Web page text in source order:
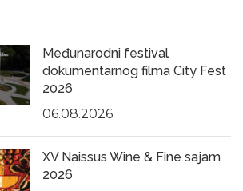
Međunarodni festival
dokumentarnog filma City Fest
2026
06.08.2026
XV Naissus Wine & Fine sajam
2026